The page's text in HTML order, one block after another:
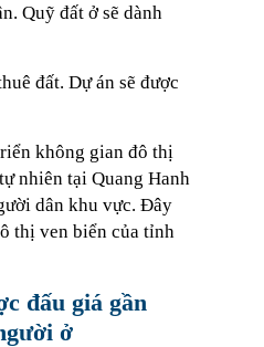
Quỹ đất ở sẽ dành
đất. Dự án sẽ được
không gian đô thị
nhiên tại Quang Hanh
dân khu vực. Đây
thị ven biển của tỉnh
đấu giá gần
ở